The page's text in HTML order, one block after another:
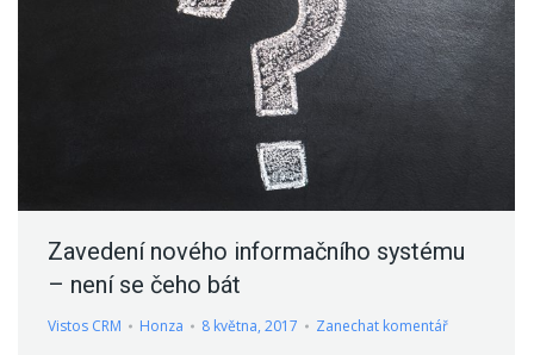
Zavedení nového informačního systému
– není se čeho bát
Vistos CRM Honza 8 května, 2017 Zanechat komentář